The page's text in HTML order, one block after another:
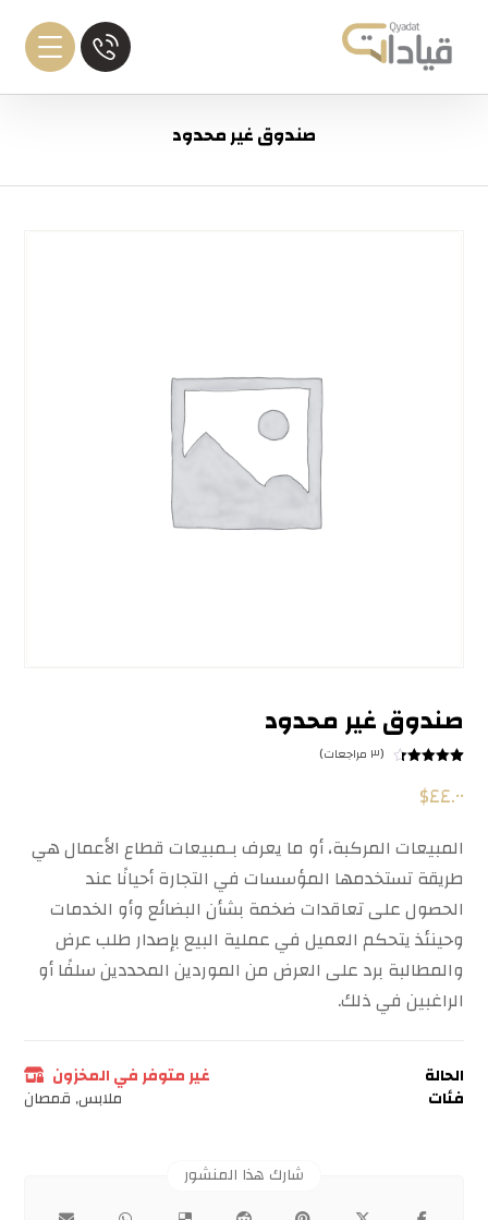
صندوق غير محدود
صندوق غير محدود
٤.٣٣ من
٥ بناءً على
(٣ مراجعات)
$٤٤.٠٠
المبيعات المركبة، أو ما يعرف بـمبيعات قطاع الأعمال هي
طريقة تستخدمها المؤسسات في التجارة أحيانًا عند
الحصول على تعاقدات ضخمة بشأن البضائع وأو الخدمات
وحينئذ يتحكم العميل في عملية البيع بإصدار طلب عرض
والمطالبة برد على العرض من الموردين المحددين سلفًا أو
الراغبين في ذلك.
الحالة غير متوفر في المخزون
فئات ملابس, قمصان